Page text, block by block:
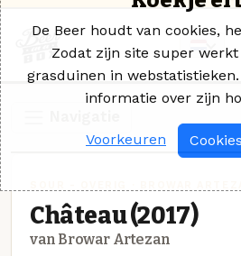
Château (2017)
van Browar Artezan
De Beer houdt van cookies,
Zodat zijn site super
grasduinen in webstatistieken.
informatie over zijn
Voorkeuren